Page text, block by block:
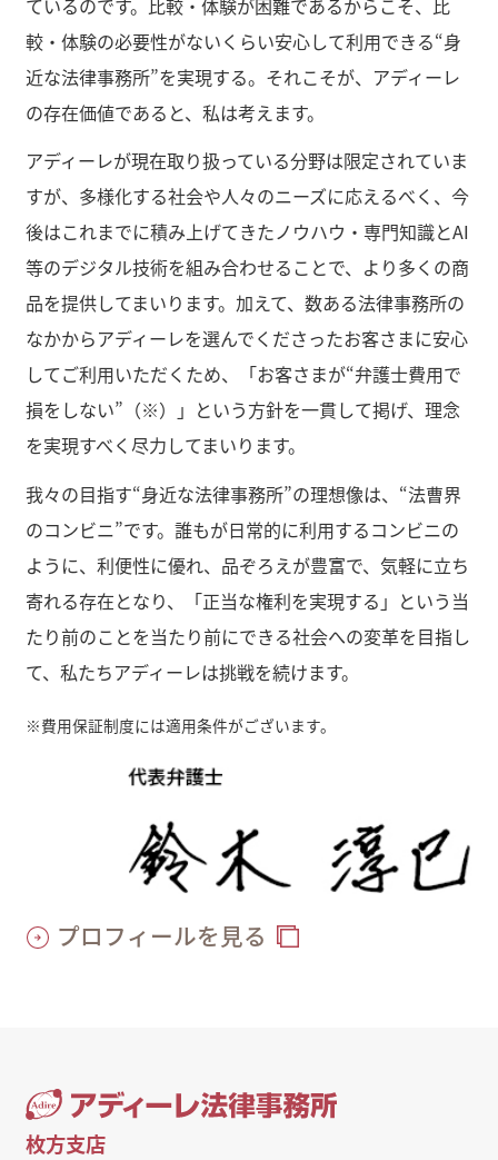
較・体験の必要性がないくらい安心して利用できる“身
近な法律事務所”を実現する。それこそが、アディーレ
の存在価値であると、私は考えます。
アディーレが現在取り扱っている分野は限定されていま
すが、多様化する社会や人々のニーズに応えるべく、今
後はこれまでに積み上げてきたノウハウ・専門知識とAI
等のデジタル技術を組み合わせることで、より多くの商
品を提供してまいります。加えて、数ある法律事務所の
なかからアディーレを選んでくださったお客さまに安心
してご利用いただくため、「お客さまが“弁護士費用で
損をしない”（※）」という方針を一貫して掲げ、理念
を実現すべく尽力してまいります。
我々の目指す“身近な法律事務所”の理想像は、“法曹界
のコンビニ”です。誰もが日常的に利用するコンビニの
ように、利便性に優れ、品ぞろえが豊富で、気軽に立ち
寄れる存在となり、「正当な権利を実現する」という当
たり前のことを当たり前にできる社会への変革を目指し
て、私たちアディーレは挑戦を続けます。
※費用保証制度には適用条件がございます。
プロフィールを見る
枚方支店